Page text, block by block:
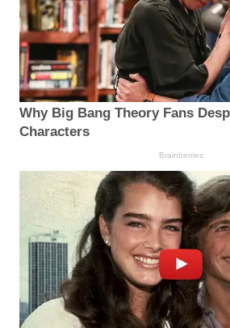
Why Big Bang Theory Fans
Characters
Brainberries